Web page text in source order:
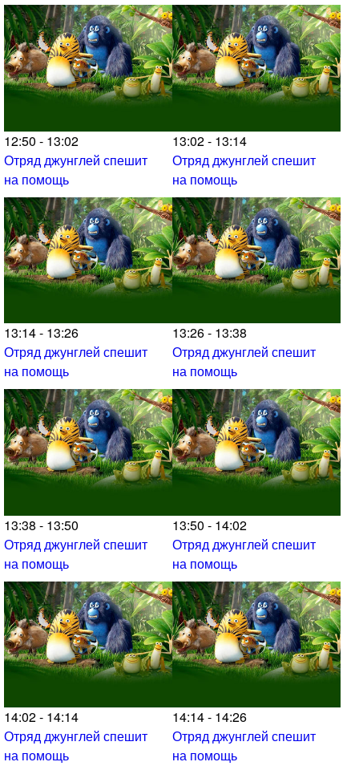
12:50 - 13:02
Отряд джунглей спешит
на помощь
13:02 - 13:14
Отряд джунглей спешит
на помощь
13:14 - 13:26
Отряд джунглей спешит
на помощь
13:26 - 13:38
Отряд джунглей спешит
на помощь
13:38 - 13:50
Отряд джунглей спешит
на помощь
13:50 - 14:02
Отряд джунглей спешит
на помощь
14:02 - 14:14
Отряд джунглей спешит
на помощь
14:14 - 14:26
Отряд джунглей спешит
на помощь